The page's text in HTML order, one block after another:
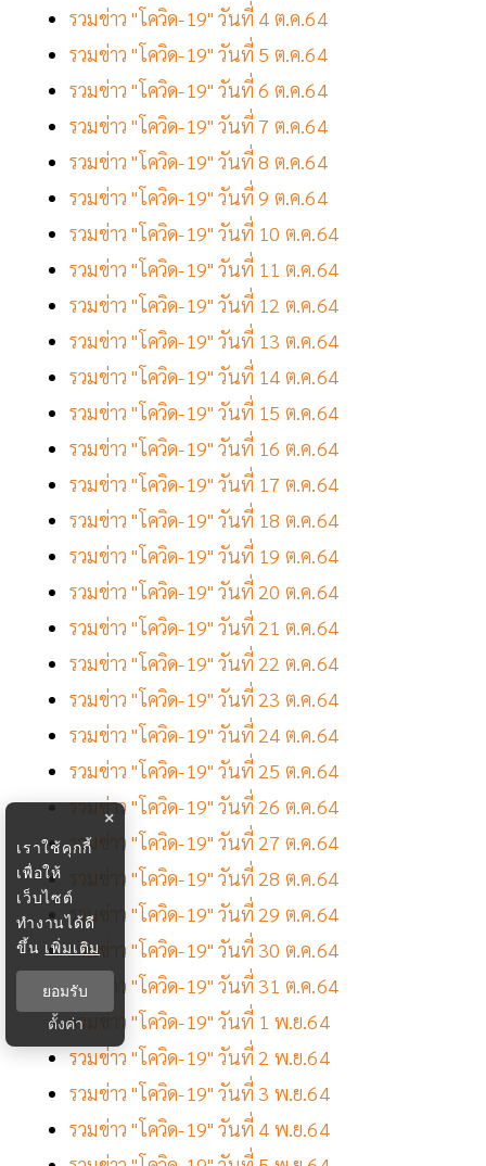
รวมข่าว "โควิด-19" วันที่ 4 ต.ค.64
รวมข่าว "โควิด-19" วันที่ 5 ต.ค.64
รวมข่าว "โควิด-19" วันที่ 6 ต.ค.64
รวมข่าว "โควิด-19" วันที่ 7 ต.ค.64
รวมข่าว "โควิด-19" วันที่ 8 ต.ค.64
รวมข่าว "โควิด-19" วันที่ 9 ต.ค.64
รวมข่าว "โควิด-19" วันที่ 10 ต.ค.64
รวมข่าว "โควิด-19" วันที่ 11 ต.ค.64
รวมข่าว "โควิด-19" วันที่ 12 ต.ค.64
รวมข่าว "โควิด-19" วันที่ 13 ต.ค.64
รวมข่าว "โควิด-19" วันที่ 14 ต.ค.64
รวมข่าว "โควิด-19" วันที่ 15 ต.ค.64
รวมข่าว "โควิด-19" วันที่ 16 ต.ค.64
รวมข่าว "โควิด-19" วันที่ 17 ต.ค.64
รวมข่าว "โควิด-19" วันที่ 18 ต.ค.64
รวมข่าว "โควิด-19" วันที่ 19 ต.ค.64
รวมข่าว "โควิด-19" วันที่ 20 ต.ค.64
รวมข่าว "โควิด-19" วันที่ 21 ต.ค.64
รวมข่าว "โควิด-19" วันที่ 22 ต.ค.64
รวมข่าว "โควิด-19" วันที่ 23 ต.ค.64
รวมข่าว "โควิด-19" วันที่ 24 ต.ค.64
รวมข่าว "โควิด-19" วันที่ 25 ต.ค.64
รวมข่าว "โควิด-19" วันที่ 26 ต.ค.64
รวมข่าว "โควิด-19" วันที่ 27 ต.ค.64
รวมข่าว "โควิด-19" วันที่ 28 ต.ค.64
รวมข่าว "โควิด-19" วันที่ 29 ต.ค.64
รวมข่าว "โควิด-19" วันที่ 30 ต.ค.64
รวมข่าว "โควิด-19" วันที่ 31 ต.ค.64
รวมข่าว "โควิด-19" วันที่ 1 พ.ย.64
รวมข่าว "โควิด-19" วันที่ 2 พ.ย.64
รวมข่าว "โควิด-19" วันที่ 3 พ.ย.64
รวมข่าว "โควิด-19" วันที่ 4 พ.ย.64
×
เราใช้คุกกี้
เพื่อให้
เว็บไซต์
ทำงานได้ดี
ขึ้น เพิ่มเติม
ยอมรับ
ตั้งค่า